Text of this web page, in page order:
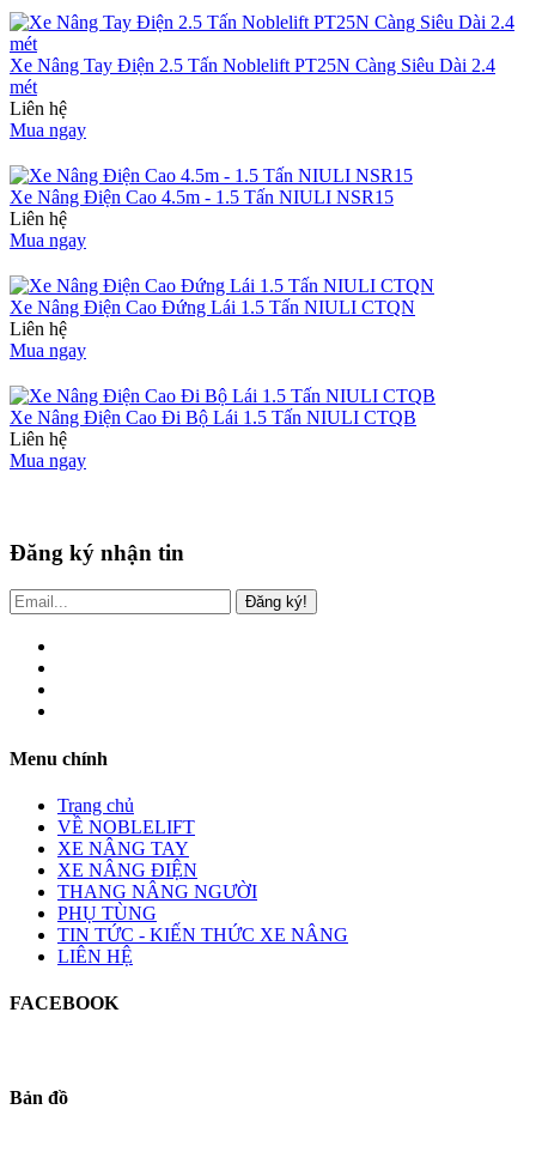
Xe Nâng Tay Điện 2.5 Tấn Noblelift PT25N Càng Siêu Dài 2.4
mét
Liên hệ
Mua ngay
Xe Nâng Điện Cao 4.5m - 1.5 Tấn NIULI NSR15
Liên hệ
Mua ngay
Xe Nâng Điện Cao Đứng Lái 1.5 Tấn NIULI CTQN
Liên hệ
Mua ngay
Xe Nâng Điện Cao Đi Bộ Lái 1.5 Tấn NIULI CTQB
Liên hệ
Mua ngay
Đăng ký nhận tin
Đăng ký!
Menu chính
Trang chủ
VỀ NOBLELIFT
XE NÂNG TAY
XE NÂNG ĐIỆN
THANG NÂNG NGƯỜI
PHỤ TÙNG
TIN TỨC - KIẾN THỨC XE NÂNG
LIÊN HỆ
FACEBOOK
Bản đồ